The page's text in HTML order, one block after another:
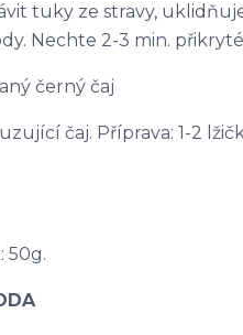
tuky ze stravy,
Nechte 2-3 min.
černý čaj
čaj. Příprava: 1-2
50g.